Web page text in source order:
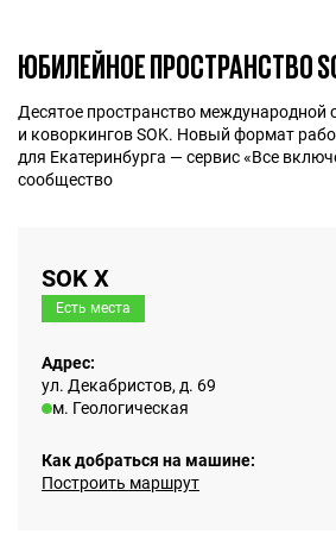
ЮБИЛЕЙНОЕ ПРОСТРАНСТВО
Десятое пространство международной
и коворкингов SOK. Новый формат
для Екатеринбурга — сервис «Все
сообщество
SOK Х
Есть места
Адрес:
ул. Декабристов, д. 69
м. Геологическая
Как добраться на машине:
Построить маршрут